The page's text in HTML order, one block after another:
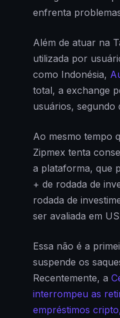
enfrenta
Além de atuar na
utilizada por
como Indonésia,
total, a exchange
usuários, segundo
Ao mesmo tempo
Zipmex tenta
a plataforma, que
+ de rodada de
rodada de
ser avaliada em
Essa não é a
suspende os
Recentemente, a
interrompeu as
empréstimos